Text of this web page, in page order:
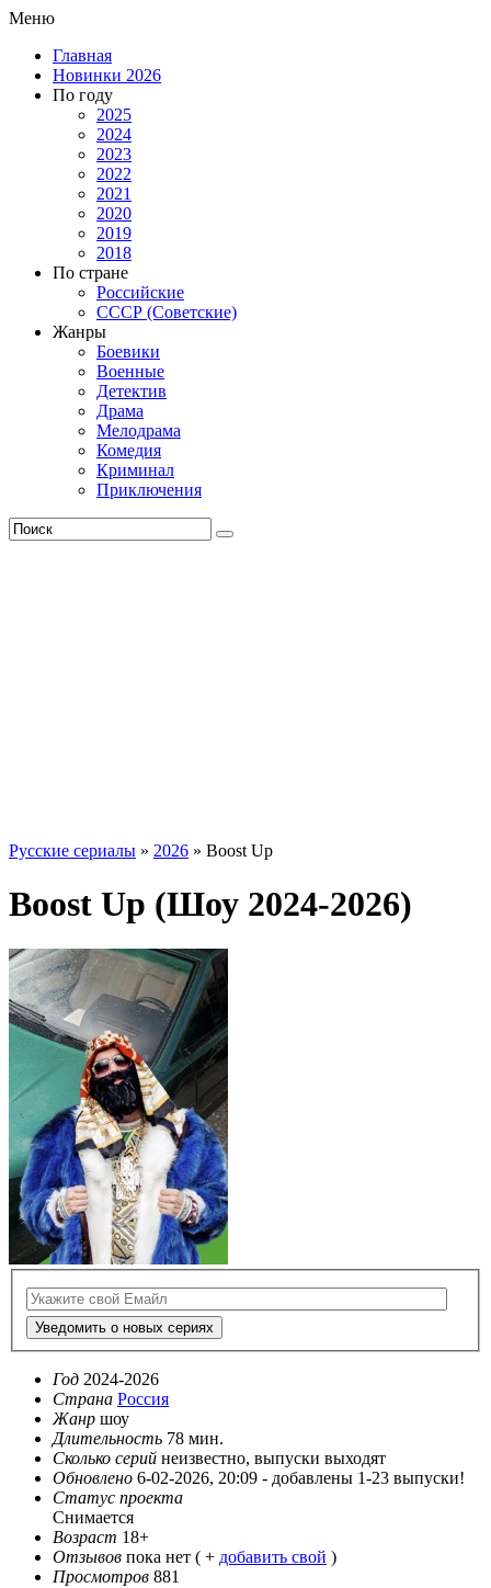
Меню
Главная
Новинки 2026
По году
2025
2024
2023
2022
2021
2020
2019
2018
По стране
Российские
СССР (Советские)
Жанры
Боевики
Военные
Детектив
Драма
Мелодрама
Комедия
Криминал
Приключения
Русские сериалы » 2026 » Boost Up
Boost Up (Шоу 2024-2026)
Уведомить о новых сериях
Год 2024-2026
Страна Россия
Жанр шоу
Длительность 78 мин.
Сколько серий неизвестно, выпуски выходят
Обновлено 6-02-2026, 20:09 - добавлены 1-23 выпуски!
Статус проекта
Снимается
Возраст 18+
Отзывов пока нет ( + добавить свой )
Просмотров 881